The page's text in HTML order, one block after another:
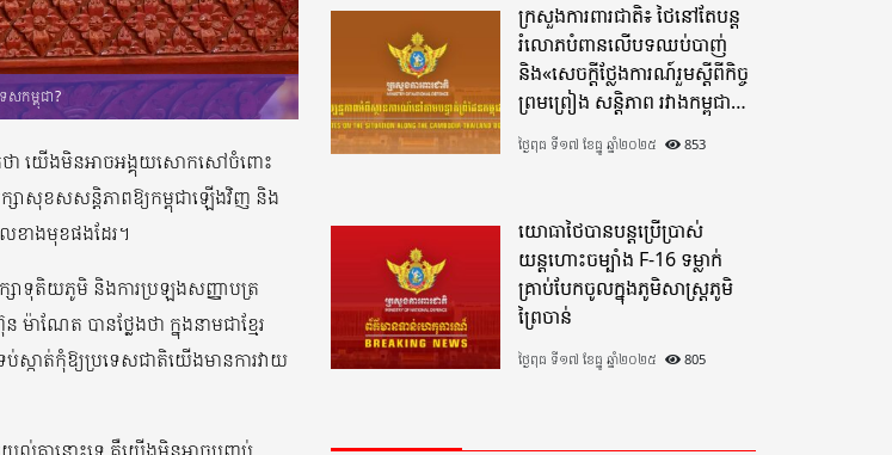
សកម្ពុជា?
ក់ថា យើងមិនអាចអង្គុយសោកសៅចំពោះ
ក្សាសុខសសន្តិភាពឱ្យកម្ពុជាឡើងវិញ និង
ខាងមុខផងដែរ។
ទុតិយភូមិ និងការប្រឡងសញ្ញាបត្រ
ាណែត បានថ្លែងថា ក្នុងនាមជាខ្មែរ
ស្កាត់កុំឱ្យប្រទេសជាតិយើងមានការវាយ
ក្រសួងការពារជាតិ៖ ថៃនៅតែបន្ត
រំលោភបំពានលើបទឈប់បាញ់
និង«សេចក្តីថ្លែងការណ៍រួមស្តីពីកិច្ច
ព្រមព្រៀង សន្តិភាព រវាងកម្ពុជា
និងថៃ»
ថ្ងៃពុធ ទី១៧ ខែធ្នូ ឆ្នាំ២០២៥ 853
យោធាថៃបានបន្តប្រើប្រាស់
យន្តហោះចម្បាំង F-16 ទម្លាក់
គ្រាប់បែកចូលក្នុងភូមិសាស្ត្រភូមិ
ព្រៃចាន់
ថ្ងៃពុធ ទី១៧ ខែធ្នូ ឆ្នាំ២០២៥ 805